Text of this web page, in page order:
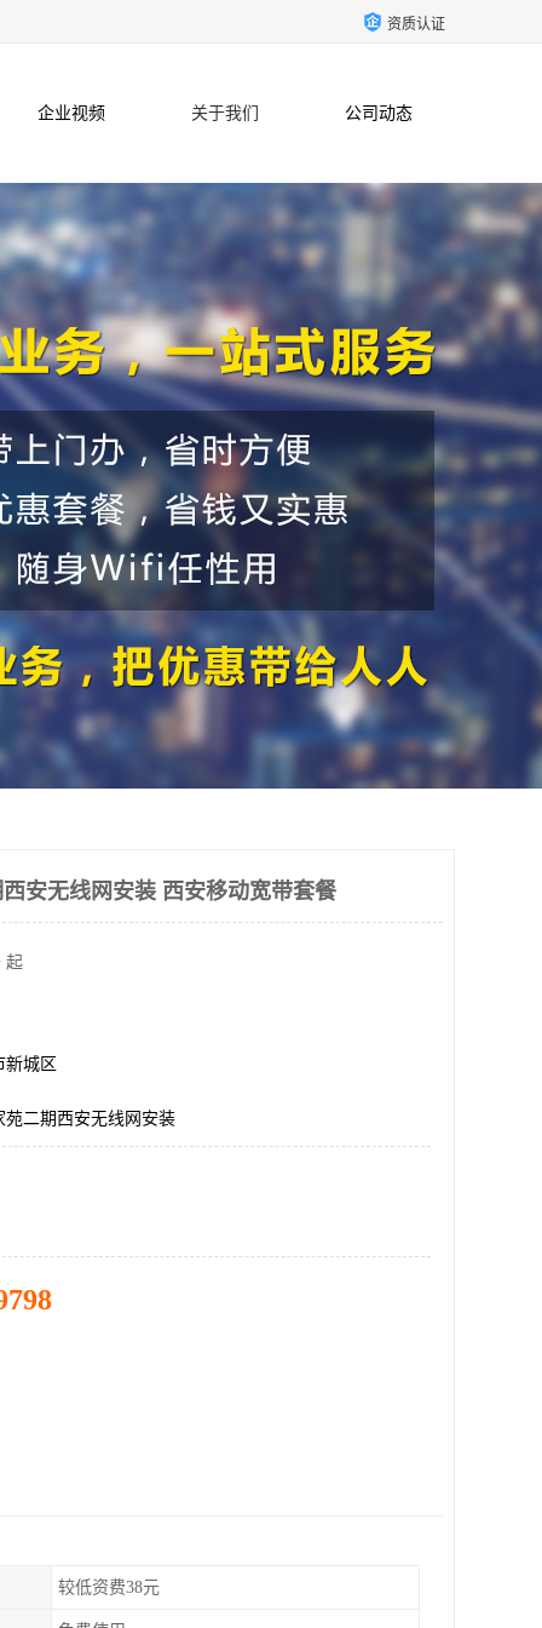
资质认证
企业视频 关于我们 公司动态
联系方式
安无线网安装 西安移动宽带套餐
起
新城区
苑二期西安无线网安装
较低资费38元